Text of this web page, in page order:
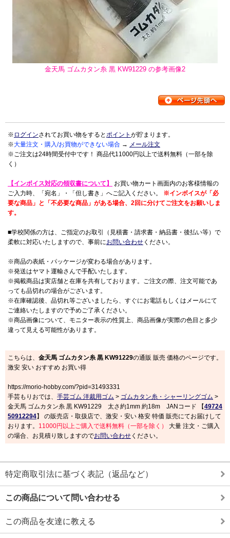
金天馬 ゴムカタン糸 黒 KW91229 の参考画像2
※ ログインされてお買い物をするとポイント が貯まります。
※大量注文・購入/お買物ができない場合 → メール注文
※ご注文は24時間受付中です！ 商品代11000円以上で送料無料（一部を除
く）
【インボイス対応の領収書について】
お買い物カート画面内のお客様情報の
ご入力時、「宛名」・「但し書き」へご記入ください。 ※インボイスが「必
要な商品」と「不必要な商品」がある場合、2回に分けてご注文をお願いしま
す。
■学校関係の方は、ご指定のお取引（見積書・請求書・納品書・後払い等）で
柔軟に対応いたしますので、事前にお問い合わせ ください。
※商品の表紙・パッケージが変わる場合があります。
※発送はヤマト運輸さんで手配いたします。
※掲載商品は実店舗と在庫を共有しております。ご注文の際、注文可能であ
っても品切れの場合がございます。
※在庫確認後、品切れ等ございましたら、すぐにお電話もしくはメールにて
ご連絡いたしますので予めご了承ください。
※商品画像について、モニター表示の性質上、商品画像が実際の色目と多少
違って見える可能性があります。
こちらは、 金天馬 ゴムカタン糸 黒 KW91229の通販 販売 価格のページです。
激安 安い おすすめ お買い得
https://morio-hobby.com/?pid=31493331
手芸もりおでは、 手芸ゴム 洋裁用ゴム > ゴムカタン糸・シャーリングゴム >
金天馬 ゴムカタン糸 黒 KW91229 太さ約1mm 約18m JANコード 【49724
50912294】 の販売店・取扱店で、激安・安い 格安 特価 販売にてお届けして
おります。 11000円以上ご購入で送料無料（一部を除く）
大量 注文・ご購入
の場合、お見積り致しますのでお問い合わせ ください。
特定商取引法に基づく表記（返品など）
この商品について問い合わせる
この商品を友達に教える